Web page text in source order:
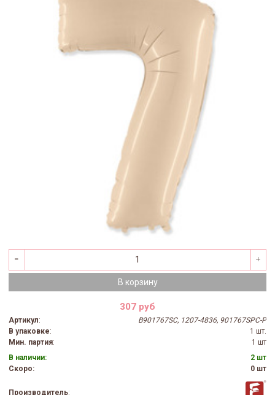
В корзину
307 руб
Артикул:
B901767SC, 1207-4836, 901767SPC-P
В упаковке:
1 шт.
Мин. партия:
1 шт
В наличии:
2 шт
Скоро:
0 шт
Производитель: